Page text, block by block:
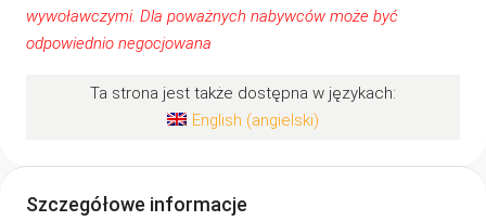
wywoławczymi. Dla poważnych nabywców może być
odpowiednio negocjowana
Ta strona jest także dostępna w językach:
English (angielski)
Szczegółowe informacje